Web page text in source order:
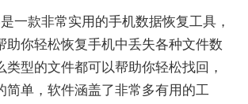
一款非常实用的手机数据恢复工具，
助你轻松恢复手机中丢失各种文件数
类型的文件都可以帮助你轻松找回，
简单，软件涵盖了非常多有用的工